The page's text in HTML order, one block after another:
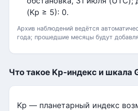
(Kp ≥ 5): 0.
Архив наблюдений ведётся
года; прошедшие месяцы будут
Что такое Kp-индекс и шкала
Kp — планетарный индекс